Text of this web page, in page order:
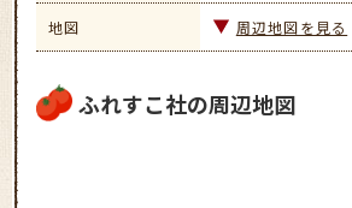
地図 周辺地図を見る
ふれすこ社の周辺地図